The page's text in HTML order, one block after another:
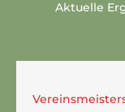
Aktuelle